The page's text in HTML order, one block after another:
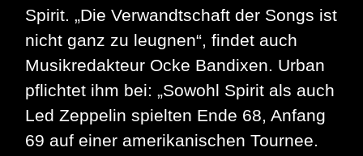
Spirit. „Die Verwandtschaft der Songs ist
nicht ganz zu leugnen“, findet auch
Musikredakteur Ocke Bandixen. Urban
pflichtet ihm bei: „Sowohl Spirit als auch
Led Zeppelin spielten Ende 68, Anfang
69 auf einer amerikanischen Tournee.